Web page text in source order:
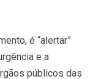
é “alertar”
e a
públicos das